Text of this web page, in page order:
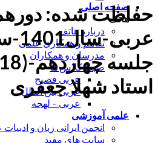
صفحه اصلی
هاتف
درباره هاتف
تفاهم و همکاری علمی
مدرسان و همکاران
ضبط کلاس ها
عربی فصیح
عربی بین الملل
عربی – لهجه
علمی آموزشی
انجمن ایرانی زبان و
سایت های مفید
حفاظت شده:
استاد شهلا جعفری